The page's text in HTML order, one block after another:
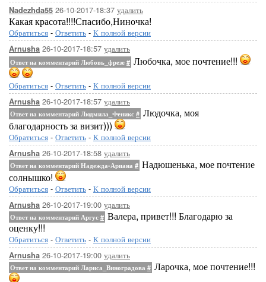
Nadezhda55 26-10-2017-18:37 удалить
Какая красота!!!!Спасибо,Ниночка!
Обратиться - Ответить - К полной версии
Arnusha 26-10-2017-18:57 удалить
Ответ на комментарий Любовь_фрезе # Любочка, мое почтение!!!
Обратиться - Ответить - К полной версии
Arnusha 26-10-2017-18:57 удалить
Ответ на комментарий Людмила_Феникс # Людочка, моя
благодарность за визит)))
Обратиться - Ответить - К полной версии
Arnusha 26-10-2017-18:58 удалить
Ответ на комментарий Надежда-Ариана # Надюшенька, мое почтение
солнышко!
Обратиться - Ответить - К полной версии
Arnusha 26-10-2017-19:00 удалить
Ответ на комментарий Аргус # Валера, привет!!! Благодарю за
оценку!!!
Обратиться - Ответить - К полной версии
Arnusha 26-10-2017-19:00 удалить
Ответ на комментарий Лариса_Виноградова # Ларочка, мое почтение!!!